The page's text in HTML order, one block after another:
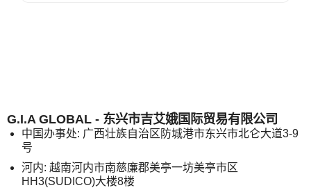
G.I.A GLOBAL - 东兴市吉艾娥国际贸易有限公司
中国办事处: 广西壮族自治区防城港市东兴市北仑大道3-9
号
河内: 越南河内市南慈廉郡美亭一坊美亭市区
HH3(SUDICO)大楼8楼